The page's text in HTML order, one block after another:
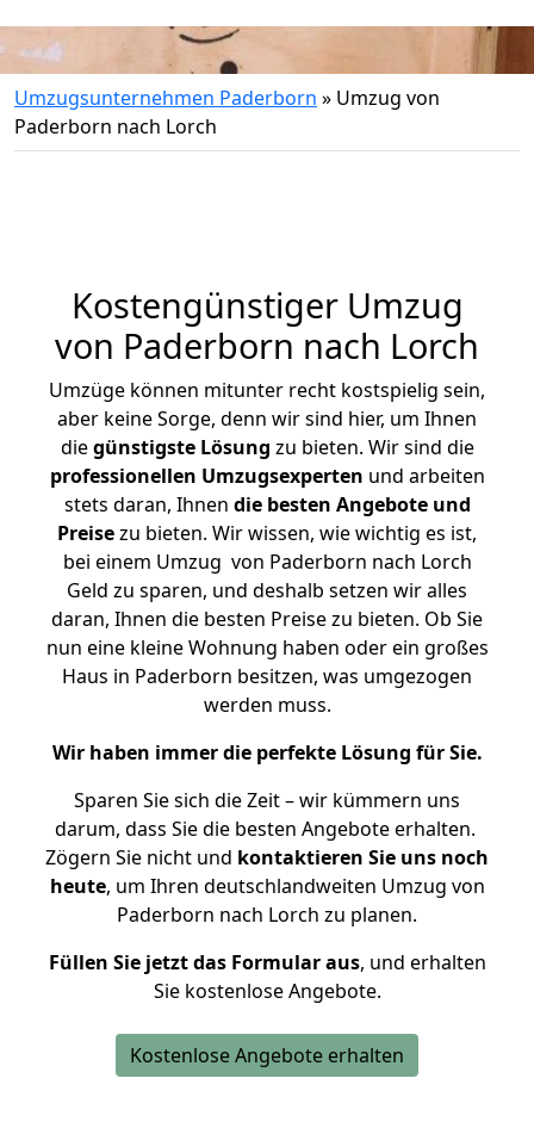
Umzugsunternehmen Paderborn » Umzug von
Paderborn nach Lorch
Kostengünstiger Umzug
von Paderborn nach Lorch
Umzüge können mitunter recht kostspielig sein,
aber keine Sorge, denn wir sind hier, um Ihnen
diegünstigste Lösung zu bieten. Wir sind die
professionellen Umzugsexperten und arbeiten
stets daran, Ihnen die besten Angebote und
Preisezu bieten. Wir wissen, wie wichtig es ist,
bei einem Umzug von Paderborn nach Lorch
Geld zu sparen, und deshalb setzen wir alles
daran, Ihnen die besten Preise zu bieten. Ob Sie
nun eine kleine Wohnung haben oder ein großes
Haus in Paderborn besitzen, was umgezogen
werden muss.
Wir haben immer die perfekte Lösung für Sie.
Sparen Sie sich die Zeit – wir kümmern uns
darum, dass Sie die besten Angebote erhalten.
Zögern Sie nicht und kontaktieren Sie uns noch
heute, um Ihren deutschlandweiten Umzug von
Paderborn nach Lorch zu planen.
Füllen Sie jetzt das Formular aus, und erhalten
Sie kostenlose Angebote.
Kostenlose Angebote erhalten